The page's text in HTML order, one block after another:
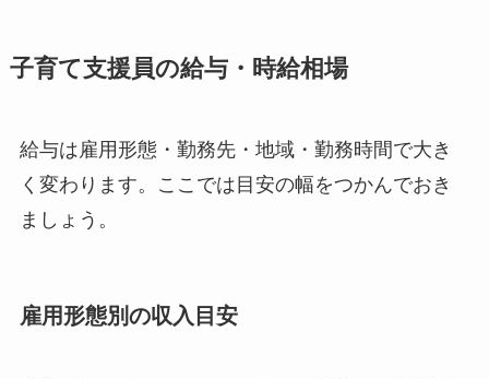
子育て支援員の給与・時給相場
給与は雇用形態・勤務先・地域・勤務時間で大き
く変わります。ここでは目安の幅をつかんでおき
ましょう。
雇用形態別の収入目安